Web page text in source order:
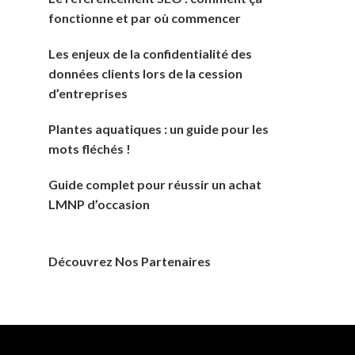
fonctionne et par où commencer
Les enjeux de la confidentialité des
données clients lors de la cession
d’entreprises
Plantes aquatiques : un guide pour les
mots fléchés !
Guide complet pour réussir un achat
LMNP d’occasion
Découvrez Nos Partenaires